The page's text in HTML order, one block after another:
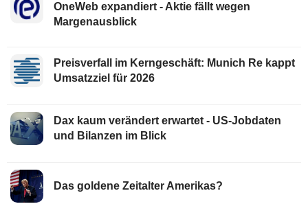
OneWeb expandiert - Aktie fällt wegen
Margenausblick
Preisverfall im Kerngeschäft: Munich Re kappt
Umsatzziel für 2026
Dax kaum verändert erwartet - US-Jobdaten
und Bilanzen im Blick
Das goldene Zeitalter Amerikas?